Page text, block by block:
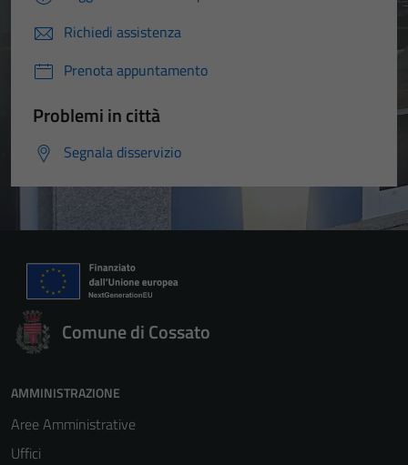
Richiedi assistenza
Prenota appuntamento
Problemi in città
Segnala disservizio
Comune di Cossato
AMMINISTRAZIONE
Aree Amministrative
Uffici